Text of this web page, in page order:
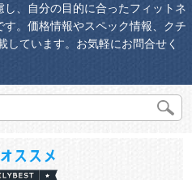
、自分の目的に合ったフィットネ
。価格情報やスペック情報、クチ
しています。お気軽にお問合せく